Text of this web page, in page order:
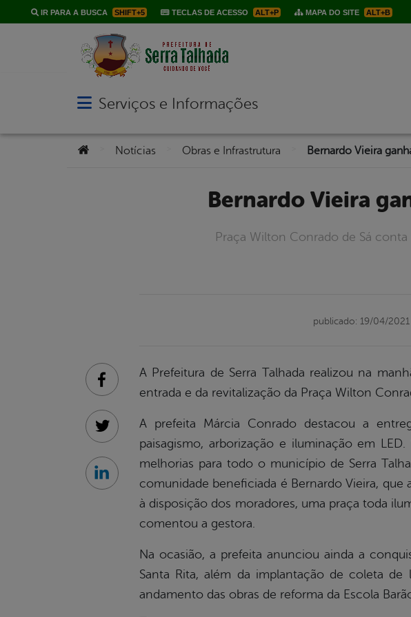
IR PARA A BUSCA SHIFT+5 TECLAS DE ACESSO ALT+P MAPA DO SITE ALT+B
Abrir menu principal de navegação
Serviços e Informações
Você está aqui:
Notícias Obras e Infrastrutura
Bernardo Vieira
Praça Wilton Conrado de Sá
publicado: 19/04/
A Prefeitura de Serra Talhada realizou na
entrada e da revitalização da Praça Wilton
A prefeita Márcia Conrado destacou a
paisagismo, arborização e iluminação em
melhorias para todo o município de Serra
comunidade beneficiada é Bernardo Vieira,
à disposição dos moradores, uma praça toda
comentou a gestora.
Na ocasião, a prefeita anunciou ainda a
Santa Rita, além da implantação de coleta
andamento das obras de reforma da Escola
Facebook
Twitter
Linkedin